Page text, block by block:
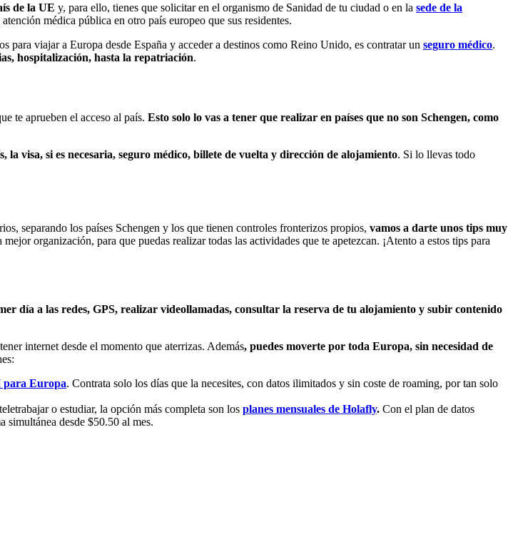
de la UE y, para ello, tienes que solicitar en el organismo de Sanidad de tu ciudad o en la sede de la
médica pública en otro país europeo que sus residentes.
para viajar a Europa desde España y acceder a destinos como Reino Unido, es contratar un seguro médico.
hospitalización, hasta la repatriación.
te aprueben el acceso al país. Esto solo lo vas a tener que realizar en países que no son Schengen, como
visa, si es necesaria, seguro médico, billete de vuelta y dirección de alojamiento. Si lo llevas todo
separando los países Schengen y los que tienen controles fronterizos propios, vamos a darte unos tips muy
mejor organización, para que puedas realizar todas las actividades que te apetezcan. ¡Atento a estos tips para
día a las redes, GPS, realizar videollamadas, consultar la reserva de tu alojamiento y subir contenido
internet desde el momento que aterrizas. Además, puedes moverte por toda Europa, sin necesidad de
para Europa. Contrata solo los días que la necesites, con datos ilimitados y sin coste de roaming, por tan solo
o estudiar, la opción más completa son los planes mensuales de Holafly. Con el plan de datos
simultánea desde $50.50 al mes.